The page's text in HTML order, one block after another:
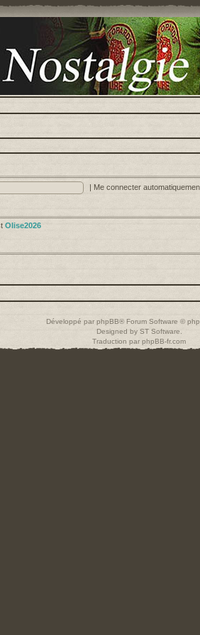
| Me connecter
Olise2026
Développé par phpBB® Forum Software ©
Designed by ST Software
Traduction par phpBB-fr.com